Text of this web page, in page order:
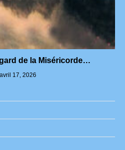
de la Miséricorde…
avril 17, 2026